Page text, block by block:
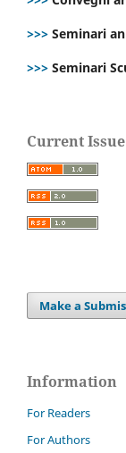
>>> Seminari
>>> Seminari
Current Issue
Make a
Information
For Readers
For Authors